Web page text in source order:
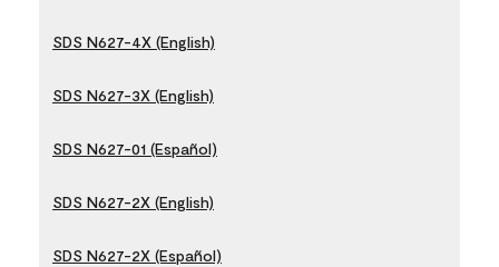
SDS N627-4X (English)
SDS N627-3X (English)
SDS N627-01 (Español)
SDS N627-2X (English)
SDS N627-2X (Español)